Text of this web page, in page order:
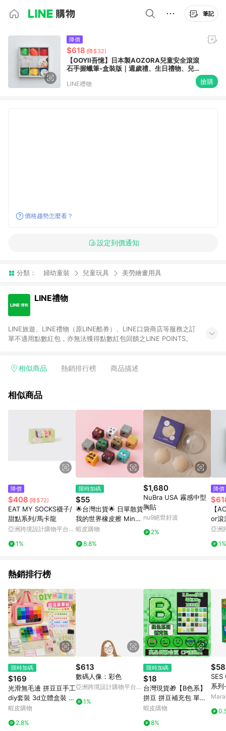
筆記
降價
$618 (降$32)
【OOYII吾憶】日本製AOZORA兒童安全滾滾
石手握蠟筆-盒裝版｜週歲禮、生日禮物、兒
LINE禮物 搶購
價格趨勢怎麼看？
設定到價通知
分類： 婦幼童裝 兒童玩具 美勞繪畫用具
LINE禮物
LINE旅遊、LINE禮物（原LINE酷券）、LINE口袋商店等服務之訂
單不適用點數紅包，亦無法獲得點數紅包回饋之LINE POINTS。
相似商品 熱銷排行榜 商品描述
相似商品
降價
$408 (降$72)
EAT MY SOCKS襪子/
甜點系列/馬卡龍
亞洲跨境設計購物平台
1%
限時加碼
$55
🌟台灣出貨🌟 日單散貨
我的世界橡皮擦 Minec
raft 3D 史蒂夫末影人
愛 擦子
蝦皮購物
8.8%
$1,680
NuBra USA 霧感中型
胸貼
nu9絕世好波
2%
降價
【
or滾
裝版
亞洲
1%
熱銷排行榜
限時加碼
$169
光滑無毛邊 拼豆豆手工
diy套裝 3d立體盒裝 拼
豆融合豆 男孩 女孩 兒
蝦皮購物
2.8%
$613
數碼人像：彩色
亞洲跨境設計購物平台
1%
限時加碼
$18
台灣現貨🎁【B色系】
拼豆 拼豆補充包 單色
補充 2.6MM拼豆 拼豆
豆 MARD同色號 高品
蝦皮購物
8%
系列
初